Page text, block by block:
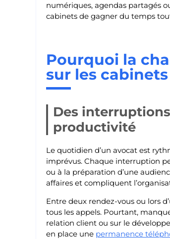
numériques, agendas partagés
cabinets de gagner du temps
Pourquoi la
sur les cabinets
Des
productivité
Le quotidien d’un avocat est
imprévus. Chaque interruption
ou à la préparation d’une
affaires et compliquent
Entre deux rendez-vous ou lors
tous les appels. Pourtant,
relation client ou sur le
en place une permanence